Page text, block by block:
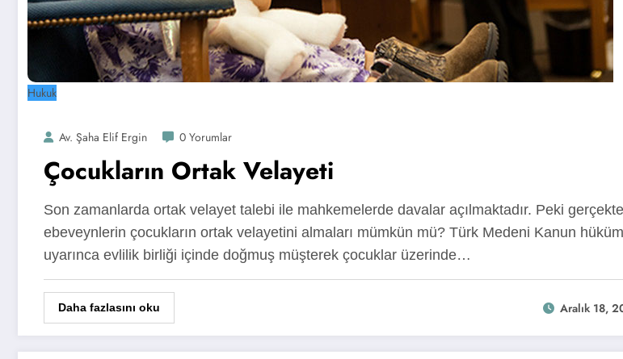
Hukuk
Av. Şaha Elif Ergin 0 Yorumlar
Çocukların Ortak Velayeti
Son zamanlarda ortak velayet talebi ile mahkemelerde davalar açılmaktadır. Peki
ebeveynlerin çocukların ortak velayetini almaları mümkün mü? Türk Medeni Kanun
uyarınca evlilik birliği içinde doğmuş müşterek çocuklar üzerinde…
Daha fazlasını oku Aralık 18,